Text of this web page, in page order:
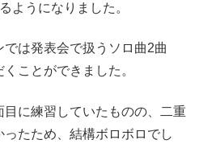
ようになりました。
は発表会で扱うソロ曲2曲
ことができました。
に練習していたものの、二重
たため、結構ボロボロでし